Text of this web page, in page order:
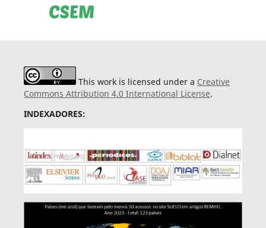
This work is licensed under a Creative
Commons Attribution 4.0 International License.
INDEXADORES: